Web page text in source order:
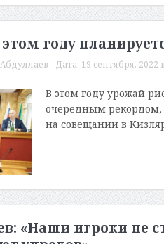
году
Дата: 19 сентября, 2022
В этом году урожай
очередным рекордом,
на совещании в
«Наши игроки не